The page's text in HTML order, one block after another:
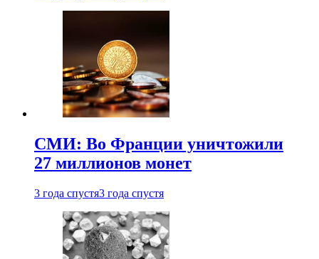
СМИ: Во Франции уничтожили
27 миллионов монет
3 года спустя3 года спустя